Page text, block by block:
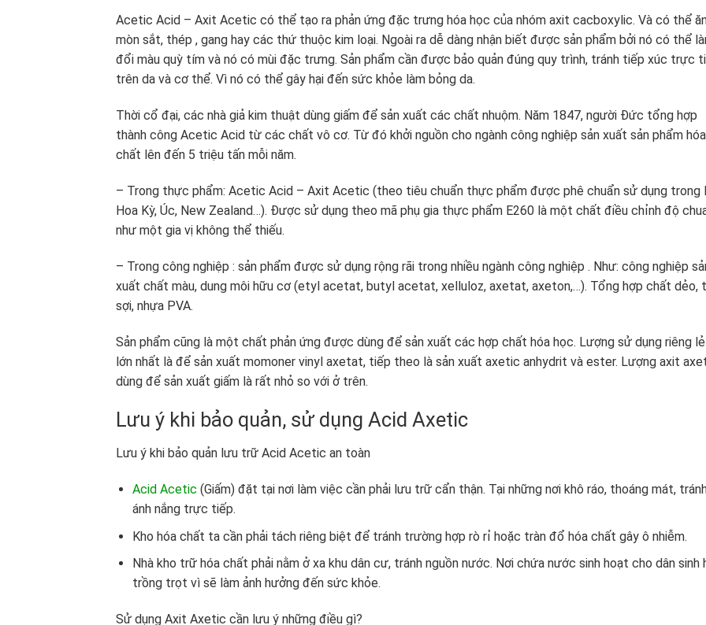
Acetic Acid – Axit Acetic có thể tạo ra phản ứng đặc trưng hóa học của nhóm axit cacboxylic. Và có thể
mòn sắt, thép , gang hay các thứ thuộc kim loại. Ngoài ra dễ dàng nhận biết được sản phẩm bởi nó có thể
đổi màu quỳ tím và nó có mùi đặc trưng. Sản phẩm cần được bảo quản đúng quy trình, tránh tiếp xúc trực
trên da và cơ thể. Vì nó có thể gây hại đến sức khỏe làm bỏng da.
Thời cổ đại, các nhà giả kim thuật dùng giấm để sản xuất các chất nhuộm. Năm 1847, người Đức tổng hợp
thành công Acetic Acid từ các chất vô cơ. Từ đó khởi nguồn cho ngành công nghiệp sản xuất sản phẩm hóa
chất lên đến 5 triệu tấn mỗi năm.
– Trong thực phẩm: Acetic Acid – Axit Acetic (theo tiêu chuẩn thực phẩm được phê chuẩn sử dụng trong
Hoa Kỳ, Úc, New Zealand…). Được sử dụng theo mã phụ gia thực phẩm E260 là một chất điều chỉnh độ
như một gia vị không thể thiếu.
– Trong công nghiệp : sản phẩm được sử dụng rộng rãi trong nhiều ngành công nghiệp . Như: công nghiệp
xuất chất màu, dung môi hữu cơ (etyl acetat, butyl acetat, xelluloz, axetat, axeton,…). Tổng hợp chất dẻo,
sợi, nhựa PVA.
Sản phẩm cũng là một chất phản ứng được dùng để sản xuất các hợp chất hóa học. Lượng sử dụng riêng lẻ
lớn nhất là để sản xuất momoner vinyl axetat, tiếp theo là sản xuất axetic anhydrit và ester. Lượng axit
dùng để sản xuất giấm là rất nhỏ so với ở trên.
Lưu ý khi bảo quản, sử dụng Acid Axetic
Lưu ý khi bảo quản lưu trữ Acid Acetic an toàn
Acid Acetic (Giấm) đặt tại nơi làm việc cần phải lưu trữ cẩn thận. Tại những nơi khô ráo, thoáng mát,
ánh nắng trực tiếp.
Kho hóa chất ta cần phải tách riêng biệt để tránh trường hợp rò rỉ hoặc tràn đổ hóa chất gây ô nhiễm.
Nhà kho trữ hóa chất phải nằm ở xa khu dân cư, tránh nguồn nước. Nơi chứa nước sinh hoạt cho dân sinh
trồng trọt vì sẽ làm ảnh hưởng đến sức khỏe.
Sử dụng Axit Axetic cần lưu ý những điều gì?